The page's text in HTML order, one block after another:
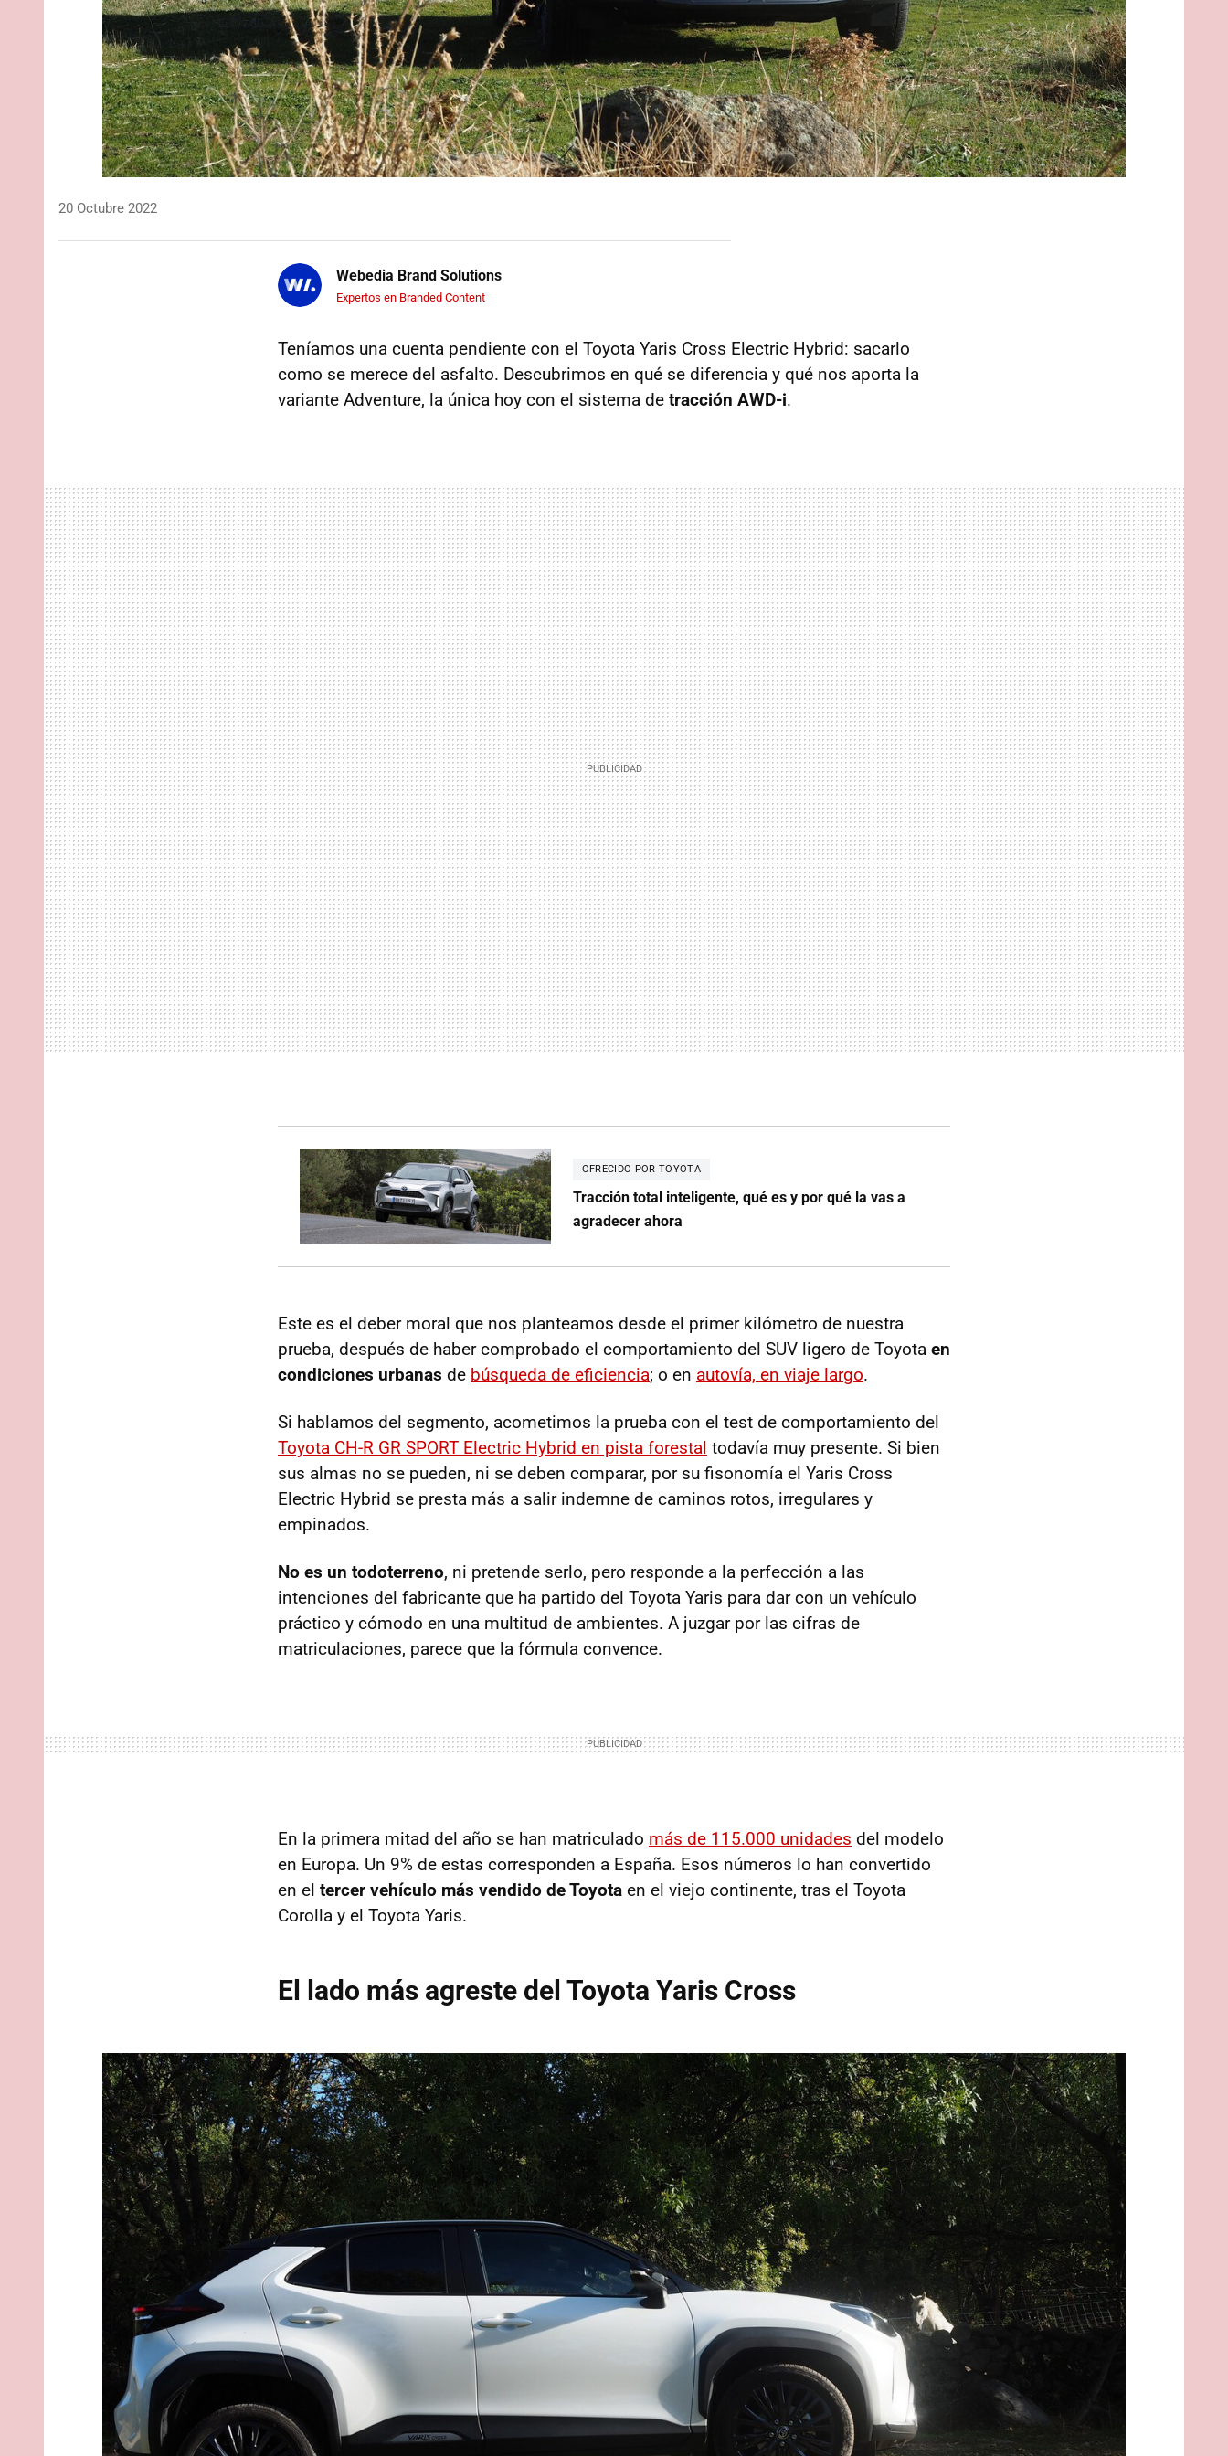
20 Octubre 2022
Webedia Brand Solutions
Expertos en Branded Content
Teníamos una cuenta pendiente con el Toyota Yaris Cross Electric Hybrid: sacarlo
como se merece del asfalto. Descubrimos en qué se diferencia y qué nos aporta la
variante Adventure, la única hoy con el sistema de tracción AWD-i.
OFRECIDO POR TOYOTA
Tracción total inteligente, qué es y por qué la vas a
agradecer ahora
Este es el deber moral que nos planteamos desde el primer kilómetro de nuestra
prueba, después de haber comprobado el comportamiento del SUV ligero de Toyota en
condiciones urbanas de búsqueda de eficiencia; o en autovía, en viaje largo.
Si hablamos del segmento, acometimos la prueba con el test de comportamiento del
Toyota CH-R GR SPORT Electric Hybrid en pista forestal todavía muy presente. Si bien
sus almas no se pueden, ni se deben comparar, por su fisonomía el Yaris Cross
Electric Hybrid se presta más a salir indemne de caminos rotos, irregulares y
empinados.
No es un todoterreno, ni pretende serlo, pero responde a la perfección a las
intenciones del fabricante que ha partido del Toyota Yaris para dar con un vehículo
práctico y cómodo en una multitud de ambientes. A juzgar por las cifras de
matriculaciones, parece que la fórmula convence.
En la primera mitad del año se han matriculado más de 115.000 unidades del modelo
en Europa. Un 9% de estas corresponden a España. Esos números lo han convertido
en el tercer vehículo más vendido de Toyota en el viejo continente, tras el Toyota
Corolla y el Toyota Yaris.
El lado más agreste del Toyota Yaris Cross